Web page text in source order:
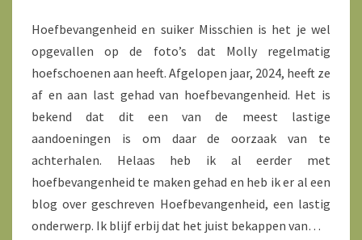
Hoefbevangenheid en suiker Misschien is het je wel
opgevallen op de foto’s dat Molly regelmatig
hoefschoenen aan heeft. Afgelopen jaar, 2024, heeft ze
af en aan last gehad van hoefbevangenheid. Het is
bekend dat dit een van de meest lastige
aandoeningen is om daar de oorzaak van te
achterhalen. Helaas heb ik al eerder met
hoefbevangenheid te maken gehad en heb ik er al een
blog over geschreven Hoefbevangenheid, een lastig
onderwerp. Ik blijf erbij dat het juist bekappen van…